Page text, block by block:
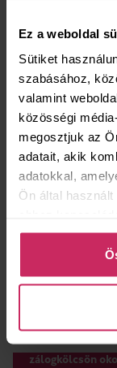
Ez a weboldal
Sütiket
szabásához,
valamint
közösségi
megosztjuk az
adatait, akik
adatokkal,
Ön által
szombat
vasárnap
KAPCSOLAT
Budapest,
+36 1 325
MILYEN
zálogkölcsön
zálogkölcsön